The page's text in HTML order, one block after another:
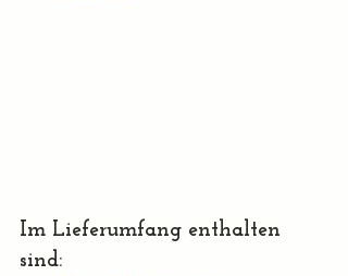
Im Lieferumfang enthalten
sind: